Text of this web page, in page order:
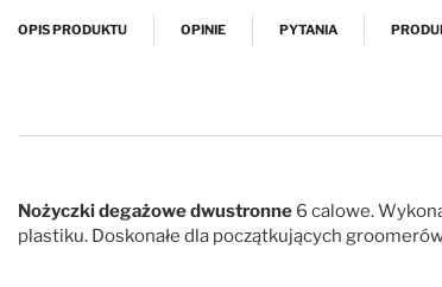
OPIS PRODUKTU OPINIE PYTANIA
Nożyczki degażowe dwustronne 6 calowe.
plastiku. Doskonałe dla początkujących